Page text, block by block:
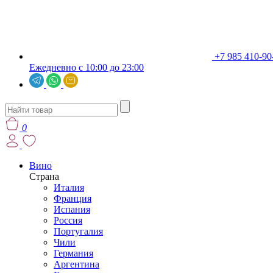
+7 985 410-
Ежедневно с 10:00 до 23:00
0
Вино
Страна
Италия
Франция
Испания
Россия
Португалия
Чили
Германия
Аргентина